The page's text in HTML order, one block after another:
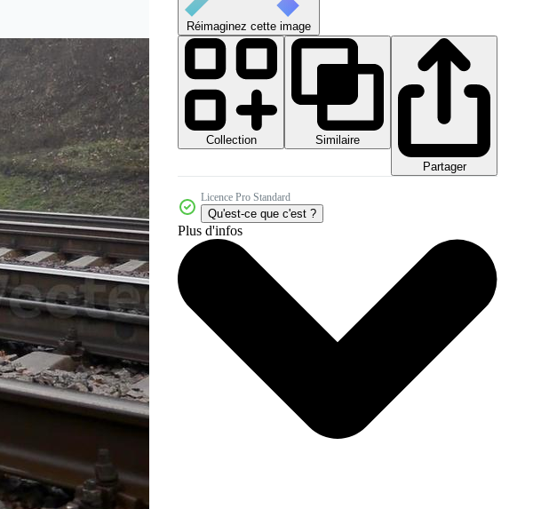
Réimaginez cette image
Collection
Similaire
Partager
Licence Pro Standard
Qu'est-ce que c'est ?
Plus d'infos